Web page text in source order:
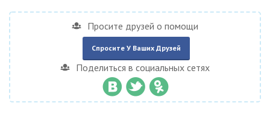
Просите друзей о помощи
Спросите У Ваших Друзей
Поделиться в социальных сетях